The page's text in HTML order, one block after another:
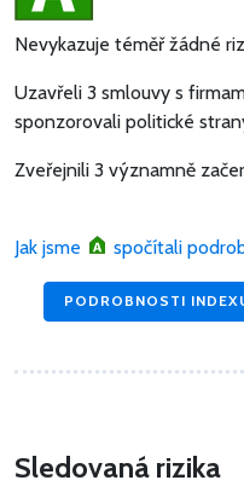
Nevykazuje téměř žádné
Uzavřeli 3 smlouvy s
sponzorovali politické
Zveřejnili 3 významně
Jak jsme spočítali
PODROBNOSTI
Sledovaná rizika